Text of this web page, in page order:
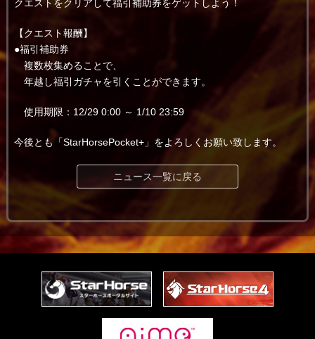
クエストをクリアして福引補助券をゲットしよう！
【クエスト報酬】
●福引補助券
複数枚集めることで、
年越し福引ガチャを引くことができます。
使用期限：12/29 0:00 ～ 1/10 23:59
今後とも「StarHorsePocket+」をよろしくお願い致します。
ニュース一覧に戻る